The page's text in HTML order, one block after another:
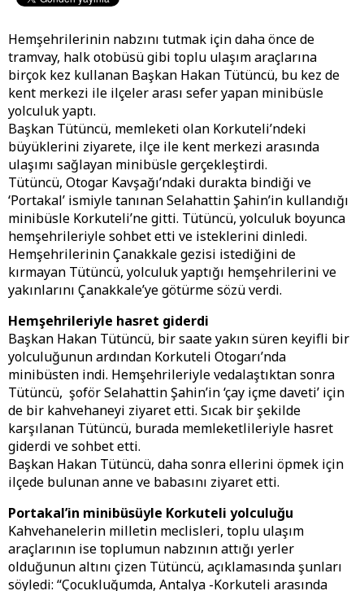
Hemşehrilerinin nabzını tutmak için daha önce de
tramvay, halk otobüsü gibi toplu ulaşım araçlarına
birçok kez kullanan Başkan Hakan Tütüncü, bu kez de
kent merkezi ile ilçeler arası sefer yapan minibüsle
yolculuk yaptı.
Başkan Tütüncü, memleketi olan Korkuteli’ndeki
büyüklerini ziyarete, ilçe ile kent merkezi arasında
ulaşımı sağlayan minibüsle gerçekleştirdi.
Tütüncü, Otogar Kavşağı’ndaki durakta bindiği ve
‘Portakal’ ismiyle tanınan Selahattin Şahin’in kullandığı
minibüsle Korkuteli’ne gitti. Tütüncü, yolculuk boyunca
hemşehrileriyle sohbet etti ve isteklerini dinledi.
Hemşehrilerinin Çanakkale gezisi istediğini de
kırmayan Tütüncü, yolculuk yaptığı hemşehrilerini ve
yakınlarını Çanakkale’ye götürme sözü verdi.
Hemşehrileriyle hasret giderdi
Başkan Hakan Tütüncü, bir saate yakın süren keyifli bir
yolculuğunun ardından Korkuteli Otogarı’nda
minibüsten indi. Hemşehrileriyle vedalaştıktan sonra
Tütüncü, şoför Selahattin Şahin’in ‘çay içme daveti’ için
de bir kahvehaneyi ziyaret etti. Sıcak bir şekilde
karşılanan Tütüncü, burada memleketlileriyle hasret
giderdi ve sohbet etti.
Başkan Hakan Tütüncü, daha sonra ellerini öpmek için
ilçede bulunan anne ve babasını ziyaret etti.
Portakal’in minibüsüyle Korkuteli yolculuğu
Kahvehanelerin milletin meclisleri, toplu ulaşım
araçlarının ise toplumun nabzının attığı yerler
olduğunun altını çizen Tütüncü, açıklamasında şunları
söyledi: “Çocukluğumda, Antalya -Korkuteli arasında